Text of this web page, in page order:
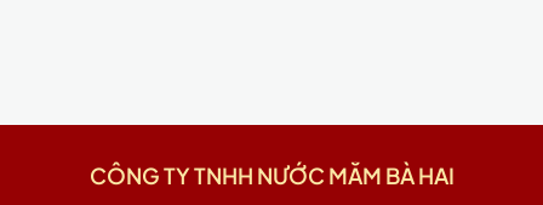
CÔNG TY TNHH NƯỚC MẮM BÀ HAI